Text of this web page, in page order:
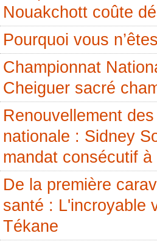
Nouakchott coûte
Pourquoi vous
Championnat
Cheiguer sacré
Renouvellement
nationale : Sidney
mandat consécutif
De la première
santé : L'incroyable
Tékane